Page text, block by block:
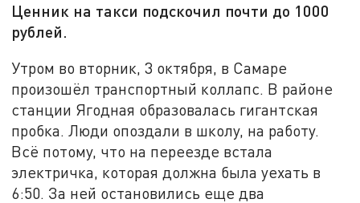
Ценник на такси подскочил почти до 1000
рублей.
Утром во вторник, 3 октября, в Самаре
произошёл транспортный коллапс. В районе
станции Ягодная образовалась гигантская
пробка. Люди опоздали в школу, на работу.
Всё потому, что на переезде встала
электричка, которая должна была уехать в
6:50. За ней остановились еще два